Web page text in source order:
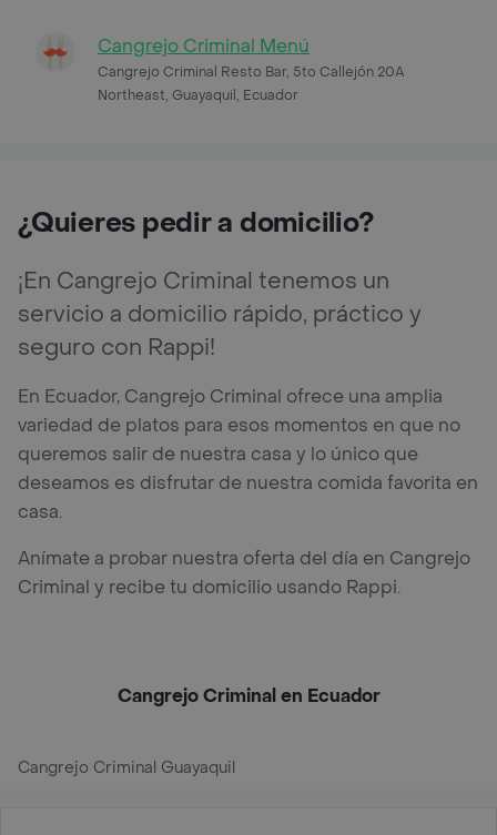
Cangrejo Criminal Menú
Cangrejo Criminal Resto Bar, 5to Callejón 20A
Northeast, Guayaquil, Ecuador
¿Quieres pedir a domicilio?
¡En Cangrejo Criminal tenemos un
servicio a domicilio rápido, práctico y
seguro con Rappi!
En Ecuador, Cangrejo Criminal ofrece una amplia
variedad de platos para esos momentos en que no
queremos salir de nuestra casa y lo único que
deseamos es disfrutar de nuestra comida favorita en
casa.
Anímate a probar nuestra oferta del día en Cangrejo
Criminal y recibe tu domicilio usando Rappi.
Cangrejo Criminal en Ecuador
Cangrejo Criminal Guayaquil